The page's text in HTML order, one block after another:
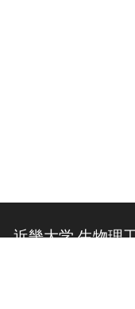
近畿大学 生物理